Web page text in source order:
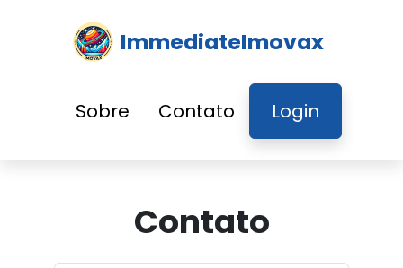
ImmediateImovax
Sobre Contato Login
Contato